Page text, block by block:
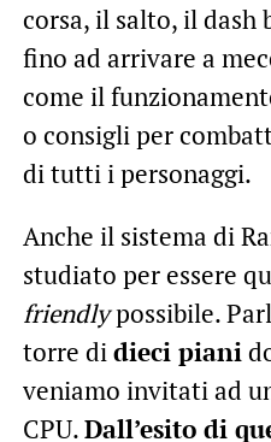
corsa, il salto, il dash
fino ad arrivare a
come il
o consigli per
di tutti i personaggi.
Anche il sistema di
studiato per essere
friendlypossibile.
torre didieci piani
veniamo invitati ad
CPU.Dall’esito di